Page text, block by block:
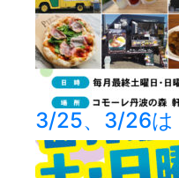
3/25、3/26は